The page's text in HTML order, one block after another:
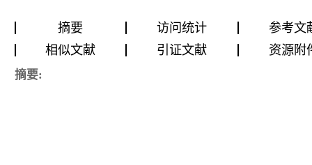
摘要 访问统计
参考文
相似文献
引证文献 资源附
摘要: